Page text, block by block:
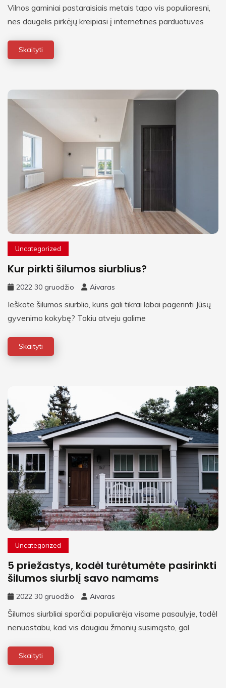
Vilnos gaminiai pastaraisiais metais tapo vis populiaresni,
nes daugelis pirkėjų kreipiasi į internetines parduotuves
Skaityti
Uncategorized
Kur pirkti šilumos siurblius?
2022 30 gruodžio Aivaras
Ieškote šilumos siurblio, kuris gali tikrai labai pagerinti Jūsų
gyvenimo kokybę? Tokiu atveju galime
Skaityti
Uncategorized
5 priežastys, kodėl turėtumėte pasirinkti
šilumos siurblį savo namams
2022 30 gruodžio Aivaras
Šilumos siurbliai sparčiai populiarėja visame pasaulyje, todėl
nenuostabu, kad vis daugiau žmonių susimąsto, gal
Skaityti